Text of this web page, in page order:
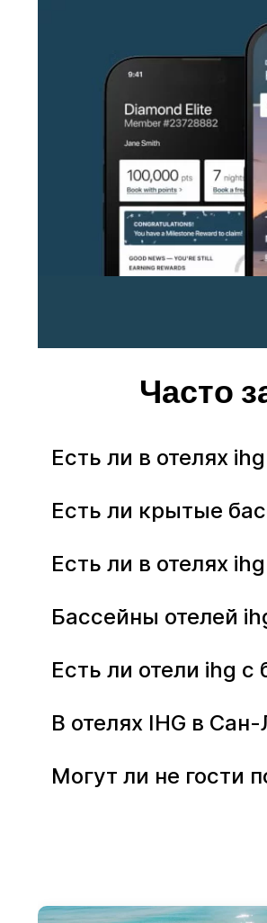
Часто
Есть ли в отелях
Есть ли крытые
Есть ли в отелях
Бассейны отелей
Есть ли отели ihg
В отелях IHG в
Могут ли не гости